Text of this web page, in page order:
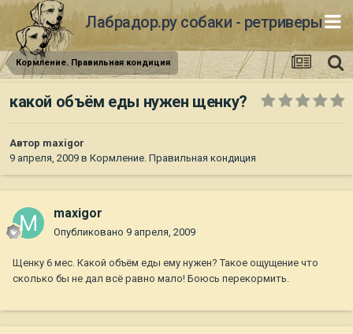
Лабрадор.ру собаки - ретриверы
Кормление. Правильная кондиция
какой объём еды нужен щенку?
Автор maxigor
9 апреля, 2009 в Кормление. Правильная кондиция
maxigor
Опубликовано 9 апреля, 2009
Щенку 6 мес. Какой объём еды ему нужен? Такое ощущение что
сколько бы не дал всё равно мало! Боюсь перекормить.